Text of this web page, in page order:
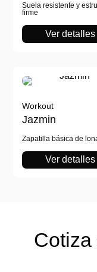
Suela resistente y
firme
Ver detalles
Workout
Jazmin
Zapatilla básica de
Ver detalles
Cotiza